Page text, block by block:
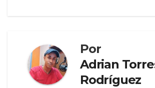
Por
Adrian
Rodríguez